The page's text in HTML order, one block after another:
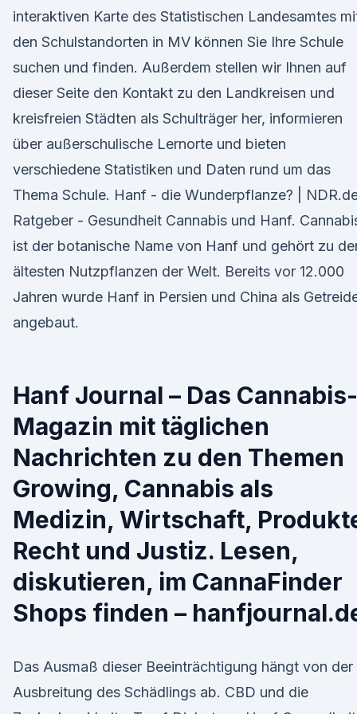
interaktiven Karte des Statistischen Landesamtes
den Schulstandorten in MV können Sie Ihre Schule
suchen und finden. Außerdem stellen wir Ihnen auf
dieser Seite den Kontakt zu den Landkreisen und
kreisfreien Städten als Schulträger her, informieren
über außerschulische Lernorte und bieten
verschiedene Statistiken und Daten rund um das
Thema Schule. Hanf - die Wunderpflanze? |
Ratgeber - Gesundheit Cannabis und Hanf.
ist der botanische Name von Hanf und gehört zu
ältesten Nutzpflanzen der Welt. Bereits vor 12.000
Jahren wurde Hanf in Persien und China als
angebaut.
Hanf Journal – Das Cannabis-
Magazin mit täglichen
Nachrichten zu den Themen
Growing, Cannabis als
Medizin, Wirtschaft,
Recht und Justiz. Lesen,
diskutieren, im CannaFinder
Shops finden –
Das Ausmaß dieser Beeinträchtigung hängt von der
Ausbreitung des Schädlings ab. CBD und die